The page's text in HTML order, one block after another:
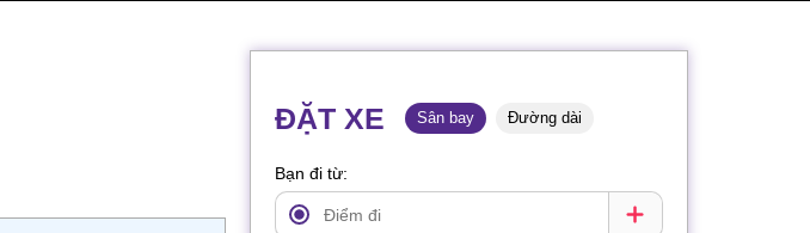
ĐẶT XE Sân bay Đường dài
Bạn đi từ: